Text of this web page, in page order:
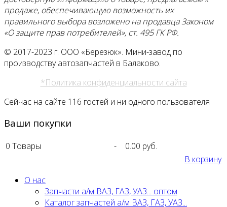
продаже, обеспечивающую возможность их
правильного выбора возложено на продавца Законом
«О защите прав потребителей», ст. 495 ГК РФ.
© 2017-2023 г. ООО «Березюк». Мини-завод по
производству автозапчастей в Балаково.
*Политика конфиденциальности сайта
Сейчас на сайте 116 гостей и ни одного пользователя
Ваши покупки
0 Товары -
0.00 руб.
В корзину
О нас
Запчасти а/м ВАЗ, ГАЗ, УАЗ... оптом
Каталог запчастей а/м ВАЗ, ГАЗ, УАЗ...